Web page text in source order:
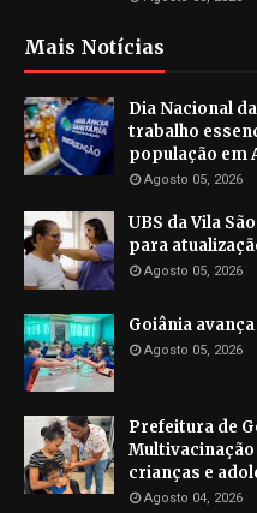
Mais Notícias
Dia Nacional
trabalho
população em
Agosto 05, 2026
UBS da Vila
para
Agosto 05, 2026
Goiânia
Agosto 05, 2026
Prefeitura de
crianças e
Agosto 04, 2026